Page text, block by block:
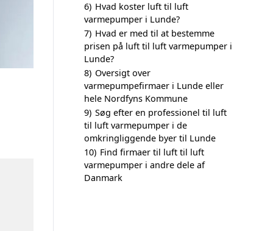
6) Hvad koster luft til luft
varmepumper i Lunde?
7) Hvad er med til at bestemme
prisen på luft til luft varmepumper i
Lunde?
8) Oversigt over
varmepumpefirmaer i Lunde eller
hele Nordfyns Kommune
9) Søg efter en professionel til luft
til luft varmepumper i de
omkringliggende byer til Lunde
10) Find firmaer til luft til luft
varmepumper i andre dele af
Danmark